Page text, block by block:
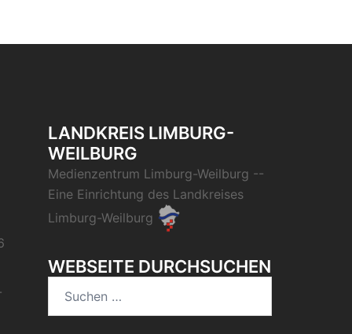
LANDKREIS LIMBURG-
WEILBURG
Medienzentrum Limburg-Weilburg --
Eine Einrichtung des Landkreises
Limburg-Weilburg
WEBSEITE DURCHSUCHEN